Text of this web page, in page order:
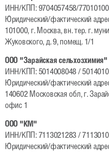
ИНН/КПП: 9704057458/
Юридический/фактический
101000, г. Москва, вн. тер. г.
Жуковского, д. 9, помещ. 1/1
ООО "Зарайская сельхозхимия"
ИНН/КПП: 5014008048 /
Юридический/фактический
140602 Московская обл, г.
офис 1
ООО "КМ"
ИНН/КПП: 7113021283 /
Юридический/фактический
Лен